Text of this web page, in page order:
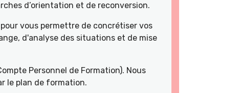
d’orientation et de reconversion.
vous permettre de concrétiser vos
d'analyse des situations et de mise
Personnel de Formation). Nous
le plan de formation.